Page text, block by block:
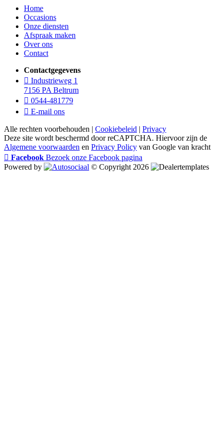
Home
Occasions
Onze diensten
Afspraak maken
Over ons
Contact
Contactgegevens
Industrieweg 1
7156 PA Beltrum
0544-481779
E-mail ons
Alle rechten voorbehouden | Cookiebeleid | Privacy
Deze site wordt beschermd door reCAPTCHA. Hiervoor zijn de
Algemene voorwaarden en Privacy Policy van Google van kracht
Facebook Bezoek onze Facebook pagina
Powered by
© Copyright 2026